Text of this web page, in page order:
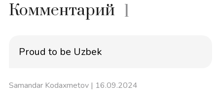
Комментарий 1
Proud to be Uzbek
Samandar Kodaxmetov| 16.09.2024